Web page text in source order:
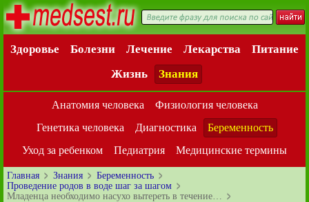
Здоровье Болезни Лечение Лекарства
Питание
Жизнь
Знания
Анатомия человека
Физиология человека
Генетика человека
Диагностика
Беременность
Уход за ребенком
Педиатрия Медицинские термины
Главная Знания
Беременность
Проведение родов в воде шаг за шагом
Младенца необходимо насухо вытереть в течение…